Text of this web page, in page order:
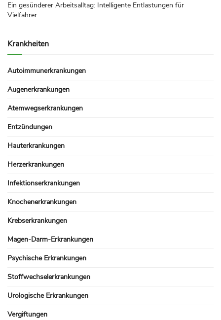
Ein gesünderer Arbeitsalltag: Intelligente Entlastungen für
Vielfahrer
Krankheiten
Autoimmunerkrankungen
Augenerkrankungen
Atemwegserkrankungen
Entzündungen
Hauterkrankungen
Herzerkrankungen
Infektionserkrankungen
Knochenerkrankungen
Krebserkrankungen
Magen-Darm-Erkrankungen
Psychische Erkrankungen
Stoffwechselerkrankungen
Urologische Erkrankungen
Vergiftungen